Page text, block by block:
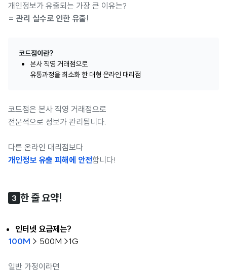
개인정보가 유출되는 가장 큰 이유는?
= 관리 실수로 인한 유출!
코드점이란?
본사 직영 거래점으로
유통과정을 최소화 한 대형 온라인 대리점
코드점은 본사 직영 거래점으로
전문적으로 정보가 관리됩니다.
다른 온라인 대리점보다
개인정보 유출 피해에 안전합니다!
3 한 줄 요약!
인터넷 요금제는?
100M > 500M >1G
일반 가정이라면